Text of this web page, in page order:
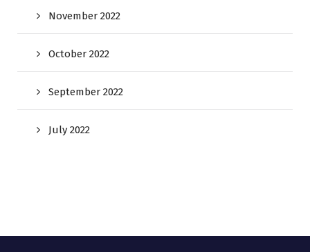
November 2022
October 2022
September 2022
July 2022